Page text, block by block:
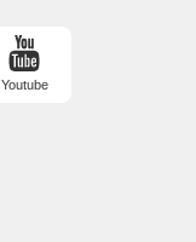
Youtube